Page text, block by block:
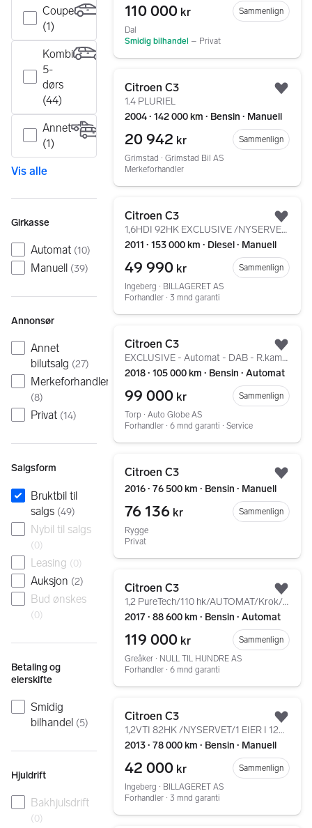
Coupe
(1)
Kombi
5-
dørs
(44)
Annet
(1)
Vis alle
Girkasse
Automat (10)
Manuell (39)
Annonsør
Annet
bilutsalg (27)
Merkeforhandler
(8)
Privat (14)
Salgsform
Bruktbil til
salgs (49)
Nybil til salgs
(0)
Leasing (0)
Auksjon (2)
Bud ønskes
(0)
Betaling og
eierskifte
Smidig
bilhandel (5)
Hjuldrift
Bakhjulsdrift
(0)
110 000 kr
Sammenlign
Dal
Smidig bilhandel – Privat
Citroen C3
1.4 PLURIEL
2004 ∙ 142 000 km ∙ Bensin ∙ Manuell
20 942 kr
Sammenlign
Grimstad ∙ Grimstad Bil AS
Merkeforhandler
Citroen C3
1,6HDI 92HK EXCLUSIVE /NYSERVET/PARKSENSORER/KLIMA
2011 ∙ 153 000 km ∙ Diesel ∙ Manuell
49 990 kr
Sammenlign
Ingeberg ∙ BILLAGERET AS
Forhandler ∙ 3 mnd garanti
Citroen C3
EXCLUSIVE - Automat - DAB - R.kamera - Ny service+++
2018 ∙ 105 000 km ∙ Bensin ∙ Automat
99 000 kr
Sammenlign
Torp ∙ Auto Globe AS
Forhandler ∙ 6 mnd garanti ∙ Service
Citroen C3
2016 ∙ 76 500 km ∙ Bensin ∙ Manuell
76 136 kr
Sammenlign
Rygge
Privat
Citroen C3
1,2 PureTech/110 hk/AUTOMAT/Krok/Historikk/EU 09.27
2017 ∙ 88 600 km ∙ Bensin ∙ Automat
119 000 kr
Sammenlign
Greåker ∙ NULL TIL HUNDRE AS
Forhandler ∙ 6 mnd garanti
Citroen C3
1,2VTI 82HK /NYSERVET/1 EIER I 12ÅR/KLIMA/CRUISE/PDC
2013 ∙ 78 000 km ∙ Bensin ∙ Manuell
42 000 kr
Sammenlign
Ingeberg ∙ BILLAGERET AS
Forhandler ∙ 3 mnd garanti